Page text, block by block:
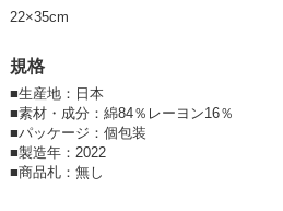
22×35cm
規格
■生産地：日本
■素材・成分：綿84％レーヨン16％
■パッケージ：個包装
■製造年：2022
■商品札：無し